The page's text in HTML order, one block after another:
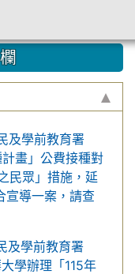
及學前教育署
計畫」公費接種對
民眾」措施，延
宣導一案，請查
及學前教育署
學辦理「115年